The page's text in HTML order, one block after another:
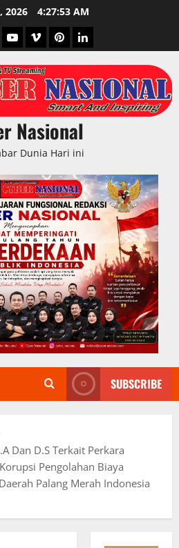
2026 4:27:54 AM
YoutubeVimeoPinterestLinkedIn
Nasional
Dunia Hari ini
SUBSCRIBE
Dan D.S Terkait Perkara
Pengolahan Biaya
Palang Merah Indonesia